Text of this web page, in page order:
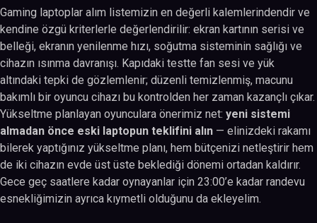
Gaming laptoplar alım listemizin en değerli kalemlerindendir ve
kendine özgü kriterlerle değerlendirilir: ekran kartının serisi ve
belleği, ekranın yenilenme hızı, soğutma sisteminin sağlığı ve
cihazın ısınma davranışı. Kapıdaki testte fan sesi ve yük
altındaki tepki de gözlemlenir; düzenli temizlenmiş, macunu
bakımlı bir oyuncu cihazı bu kontrolden her zaman kazançlı çıkar.
Yükseltme planlayan oyunculara önerimiz net: yeni sistemi
almadan önce eski laptopun teklifini alın — elinizdeki rakamı
bilerek yaptığınız yükseltme planı, hem bütçenizi netleştirir hem
de iki cihazın evde üst üste beklediği dönemi ortadan kaldırır.
Gece geç saatlere kadar oynayanlar için 23:00’e kadar randevu
esnekliğimizin ayrıca kıymetli olduğunu da ekleyelim.